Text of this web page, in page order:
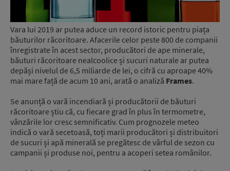
Vara lui 2019 ar putea aduce un record istoric pentru piața
băuturilor răcoritoare. Afacerile celor peste 800 de companii
înregistrate în acest sector, producători de ape minerale,
băuturi răcoritoare nealcoolice și sucuri naturale ar putea
depăși nivelul de 6,5 miliarde de lei, o cifră cu aproape 40%
mai mare față de acum 10 ani, arată o analiză Frames.
Se anunță o vară incendiară și producătorii de băuturi
răcoritoare știu că, cu fiecare grad în plus în termometre,
vânzările lor cresc semnificativ. Cum prognozele meteo
indică o vară secetoasă, toți marii producători și distribuitori
de sucuri și apă minerală se pregătesc de vârful de sezon cu
campanii și produse noi, pentru a acoperi setea românilor.